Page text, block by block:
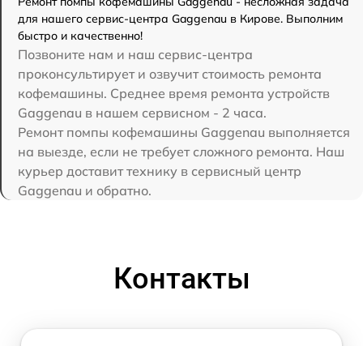
для нашего сервис-центра Gaggenau в Кирове. Выполним
быстро и качественно!
Позвоните нам и наш сервис-центра
проконсультирует и озвучит стоимость ремонта
кофемашины. Среднее время ремонта устройств
Gaggenau в нашем сервисном - 2 часа.
Ремонт помпы кофемашины Gaggenau выполняется
на выезде, если не требует сложного ремонта. Наш
курьер доставит технику в сервисный центр
Gaggenau и обратно.
Контакты